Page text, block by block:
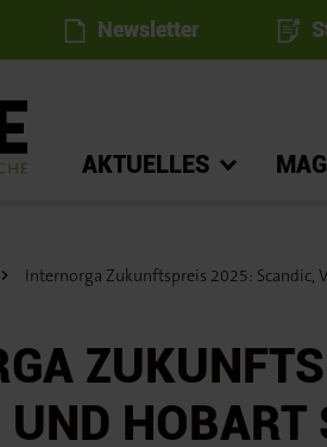
Newsletter
AKTUELLES
Internorga Zukunftspreis 2025: Scandic,